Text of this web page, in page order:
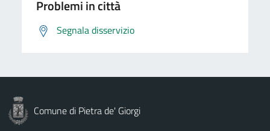
Problemi in città
Segnala disservizio
Comune di Pietra de' Giorgi